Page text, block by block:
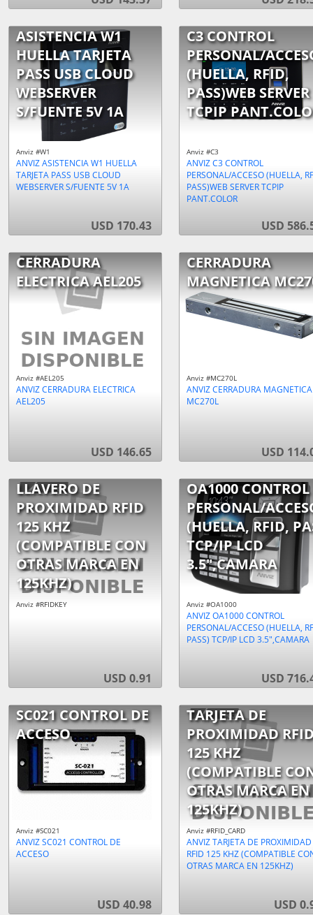
ASISTENCIA W1
HUELLA TARJETA
PASS USB CLOUD
WEBSERVER
S/FUENTE 5V 1A
Anviz #W1
ANVIZ ASISTENCIA W1 HUELLA
TARJETA PASS USB CLOUD
WEBSERVER S/FUENTE 5V 1A
USD 170.43
C3 CONTROL
PERSONAL/
(HUELLA, RFID,
PASS)WEB SERVER
TCPIP
Anviz #C3
ANVIZ C3 CONTROL
PERSONAL/ACCESO (HUELLA,
PASS)WEB SERVER TCPIP
PANT.COLOR
USD
CERRADURA
ELECTRICA AEL205
Anviz #AEL205
ANVIZ CERRADURA ELECTRICA
AEL205
USD 146.65
CERRADURA
MAGNETICA
Anviz #MC270L
ANVIZ CERRADURA MAGNETICA
MC270L
USD
LLAVERO DE
PROXIMIDAD RFID
125 KHZ
(COMPATIBLE CON
OTRAS MARCA EN
125KHZ)
Anviz #RFIDKEY
USD 0.91
OA1000 CONTROL
PERSONAL/
(HUELLA, RFID,
TCP/IP LCD
3.5",CAMARA
Anviz #OA1000
ANVIZ OA1000 CONTROL
PERSONAL/ACCESO (HUELLA,
PASS) TCP/IP LCD 3.5",CAMARA
USD
SC021 CONTROL DE
ACCESO
Anviz #SC021
ANVIZ SC021 CONTROL DE
ACCESO
USD 40.98
TARJETA DE
PROXIMIDAD
125 KHZ
(COMPATIBLE
OTRAS MARCA EN
125KHZ)
Anviz #RFID_CARD
ANVIZ TARJETA DE PROXIMIDAD
RFID 125 KHZ (COMPATIBLE
OTRAS MARCA EN 125KHZ)
USD